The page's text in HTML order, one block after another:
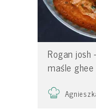
Rogan josh
maśle ghee